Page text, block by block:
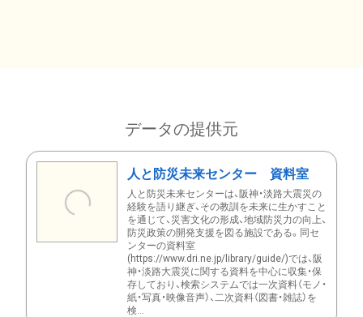
データの提供元
人と防災未来センター 資料室
人と防災未来センターは、阪神・淡路大震災の
経験を語り継ぎ、その教訓を未来に生かすこと
を通じて、災害文化の形成、地域防災力の向上、
防災政策の開発支援を図る施設である。同セ
ンターの資料室
(https://www.dri.ne.jp/library/guide/)では、阪
神・淡路大震災に関する資料を中心に収集・保
存しており、検索システムでは一次資料（モノ・
紙・写真・映像音声）、二次資料（図書・雑誌）を
検...